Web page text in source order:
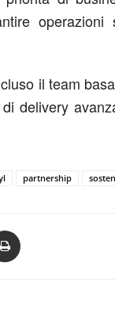
il team
delivery
partnership